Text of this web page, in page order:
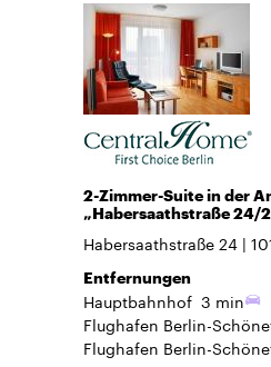
2-Zimmer-Suite in der
„Habersaathstraße 24/
Habersaathstraße 24
Entfernungen
Hauptbahnhof 3 min
Flughafen Berlin-
Flughafen Berlin-